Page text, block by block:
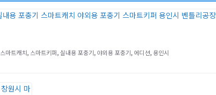
스마트캐치, 스마트키퍼,실내용 포충기, 야외용 포충기, 에디션,용인시